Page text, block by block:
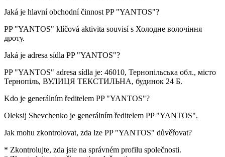
Jaká je hlavní obchodní činnost PP "YANTOS"?
PP "YANTOS" klíčová aktivita souvisí s Холодне волочіння
дроту.
Jaká je adresa sídla PP "YANTOS"?
PP "YANTOS" adresa sídla je: 46010, Тернопільська обл., місто
Тернопіль, ВУЛИЦЯ ТЕКСТИЛЬНА, будинок 24 Б.
Kdo je generálním ředitelem PP "YANTOS"?
Oleksij Shevchenko je generálním ředitelem PP "YANTOS".
Jak mohu zkontrolovat, zda lze PP "YANTOS" důvěřovat?
* Zkontrolujte, zda jste na správném profilu společnosti.